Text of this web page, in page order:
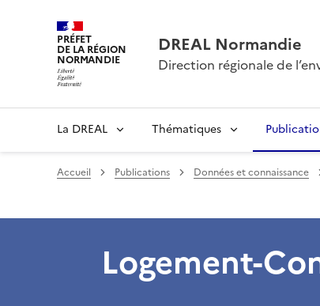
PRÉFET
DE LA RÉGION
NORMANDIE
DREAL Normandie
Direction régionale de
La DREAL Thématiques
Accueil Publications Données et connaissance
Logement-